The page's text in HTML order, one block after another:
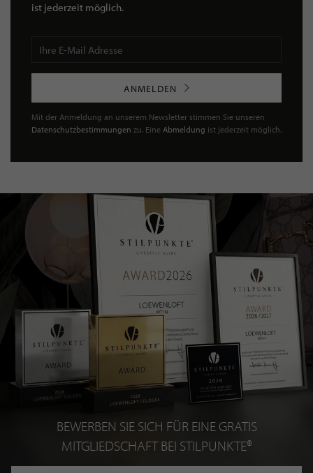
ist jederzeit möglich.
ANMELDEN
Mit der Anmeldung an unserem Newsletter stimmen Sie unseren
Datenschutzbestimmungen zu. Eine Abmeldung ist jederzeit möglich.
BEWERBEN SIE SICH FÜR EINE GRATIS
MITGLIEDSCHAFT BEI STILPUNKTE®